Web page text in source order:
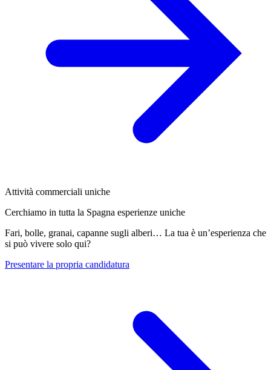
Attività commerciali uniche
Cerchiamo in tutta la Spagna esperienze uniche
Fari, bolle, granai, capanne sugli alberi… La tua è un’esperienza che
si può vivere solo qui?
Presentare la propria candidatura